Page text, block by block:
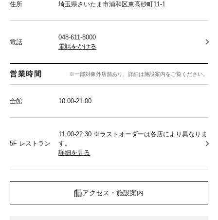
住所 埼玉県さいたま市浦和区東高砂町11-1
電話
048-611-8000
電話をかける
営業時間 ※一部対象外店舗あり、詳細は施設案内をご覧ください。
全館 10:00‐21:00
5F レストラン
11:00-22:30 ※ラストオーダーは各店により異なりま
す。
詳細を見る
アクセス・施設案内